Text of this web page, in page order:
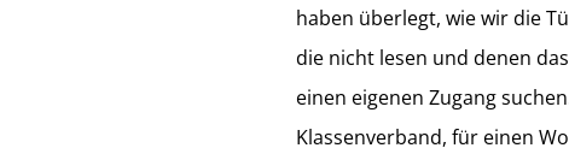
haben überlegt, wie wir die
die nicht lesen und denen
einen eigenen Zugang
Klassenverband, für einen